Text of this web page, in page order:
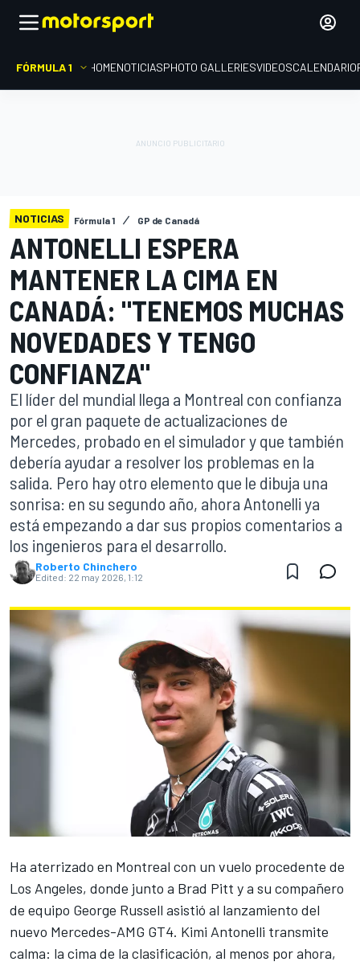
FÓRMULA 1 HOMENOTICIASPHOTO GALLERIESVIDEOSCALENDARIO
NOTICIAS Fórmula 1 GP de Canadá
ANTONELLI ESPERA
MANTENER LA CIMA EN
CANADÁ: "TENEMOS MUCHAS
NOVEDADES Y TENGO
CONFIANZA"
El líder del mundial llega a Montreal con confianza
por el gran paquete de actualizaciones de
Mercedes, probado en el simulador y que también
debería ayudar a resolver los problemas en la
salida. Pero hay otro elemento que le dibuja una
sonrisa: en su segundo año, ahora Antonelli ya
está empezando a dar sus propios comentarios a
los ingenieros para el desarrollo.
Roberto Chinchero
Edited: 22 may 2026, 1:12
Ha aterrizado en Montreal con un vuelo procedente de
Los Angeles, donde junto a Brad Pitt y a su compañero
de equipo George Russell asistió al lanzamiento del
nuevo Mercedes-AMG GT4. Kimi Antonelli transmite
calma: la cima de la clasificación, al menos por ahora,